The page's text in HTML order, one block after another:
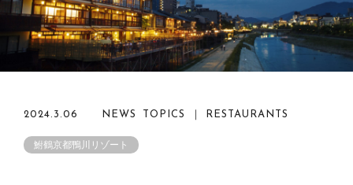
2024.3.06 NEWS TOPICS ｜ RESTAURANTS
鮒鶴京都鴨川リゾート